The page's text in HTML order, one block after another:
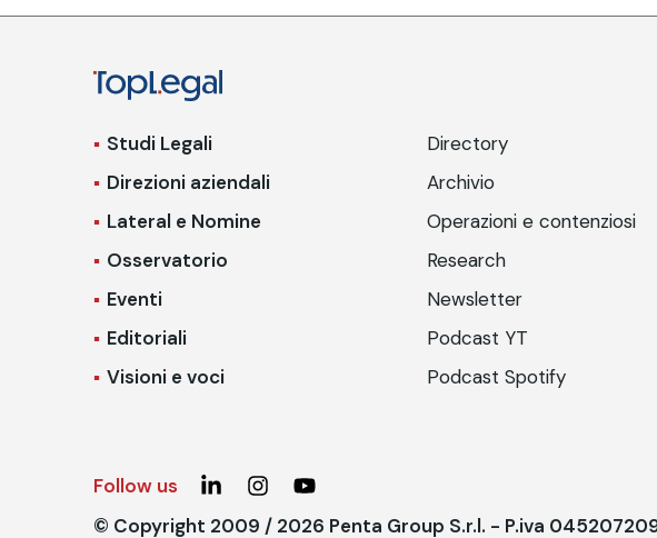
Studi Legali
Direzioni aziendali
Lateral e Nomine
Osservatorio
Eventi
Editoriali
Visioni e voci
Directory
Archivio
Operazioni e contenziosi
Research
Newsletter
Podcast YT
Podcast Spotify
Follow us
© Copyright 2009 / 2026 Penta Group S.r.l. - P.iva